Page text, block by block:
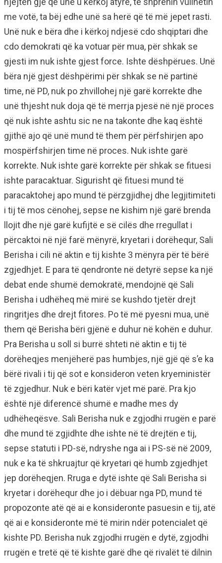
me votë, ta bëj edhe unë sa herë që të më jepet rasti.
Unë nuk e bëra dhe i kërkoj ndjesë cdo shqiptari dhe
cdo demokrati që ka votuar për mua, për shkak se
gjesti im nuk ishte gjest force. Ishte dëshpërues. Unë
bëra një gjest dëshpërimi për shkak se në partinë
time, në PD, nuk po zhvillohej një garë korrekte dhe
unë thjesht nuk doja që të merrja pjesë në një proces
që nuk ishte ashtu sic ne na takonte dhe kaq është
gjithë ajo që unë mund të them për përfshirjen apo
mospërfshirjen time në proces. Nuk ishte garë
korrekte. Nuk ishte garë korrekte për shkak se fituesi
ishte paracaktuar. Sigurisht që fituesi mund të
paracaktohej apo mund të përzgjidhej dhe legjitimiteti
i tij të mos cënohej, sepse ne kishim një garë brenda
llojit dhe një garë kufijtë e së cilës dhe rregullat i
përcaktoi në një farë mënyrë, kryetari i dorëhequr, Sali
Berisha i cili në aktin e tij kishte 3 mënyra për të bërë
zgjedhjet. E para të qendronte në detyrë sepse ka një
debat ende shumë demokratë, mendojnë që Sali
Berisha i udhëheq më mirë se kushdo tjetër drejt
ringritjes dhe drejt fitores. Po të më pyesni mua, unë
them që Berisha bëri gjënë e duhur në kohën e duhur.
Pra Berisha u soll si burrë shteti në aktin e tij të
dorëheqjes menjëherë pas humbjes, një gjë që s’e ka
bërë rivali i tij që sot e konsideron veten kryeministër
të zgjedhur. Nuk e bëri katër vjet më parë. Pra kjo
është një diferencë shumë e madhe mes dy
udhëheqësve. Sali Berisha nuk e zgjodhi rrugën e parë
dhe mund të zgjidhte dhe ishte në të drejtën e tij,
sepse statuti i PD-së, ndryshe nga ai i PS-së në 2009,
nuk e ka të shkruajtur që kryetari që humb zgjedhjet
jep dorëheqjen. Rruga e dytë ishte që Sali Berisha si
kryetar i dorëhequr dhe jo i dëbuar nga PD, mund të
propozonte atë që ai e konsideronte pasuesin e tij, atë
që ai e konsideronte më të mirin ndër potencialet që
kishte PD. Berisha nuk zgjodhi rrugën e dytë, zgjodhi
rrugën e tretë që të kishte garë dhe që rivalët të dilnin